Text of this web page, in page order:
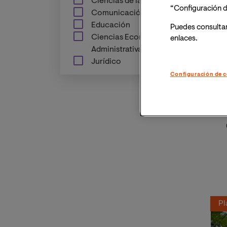
Comunicación
Educación
Ciencias Económicas y
Administrativas
Jurídico
“Configuración
Puedes
enlaces.
Configuración de